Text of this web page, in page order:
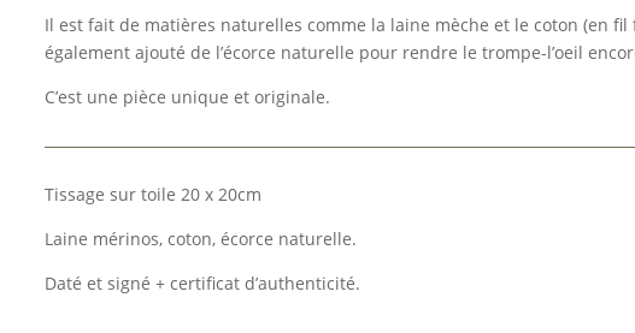
Il est fait de matières naturelles comme la laine mèche et le coton (en fil
également ajouté de l’écorce naturelle pour rendre le trompe-l’oeil
C’est une pièce unique et originale.
Tissage sur toile 20 x 20cm
Laine mérinos, coton, écorce naturelle.
Daté et signé + certificat d’authenticité.